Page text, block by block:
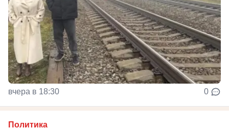
вчера в 18:30 0
Политика